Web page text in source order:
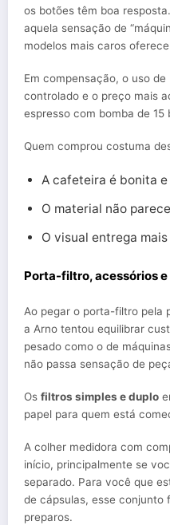
os botões têm boa
aquela sensação de
modelos mais caros
Em compensação, o uso
controlado e o preço mais
espresso com bomba de 15
Quem comprou costuma
A cafeteira é bonita
O material não
O visual entrega
Porta-filtro, acessórios
Ao pegar o porta-filtro pela
a Arno tentou equilibrar
pesado como o de
não passa sensação de
Os filtros simples e duplo
papel para quem está
A colher medidora com
início, principalmente se
separado. Para você que
de cápsulas, esse conjunto
preparos.